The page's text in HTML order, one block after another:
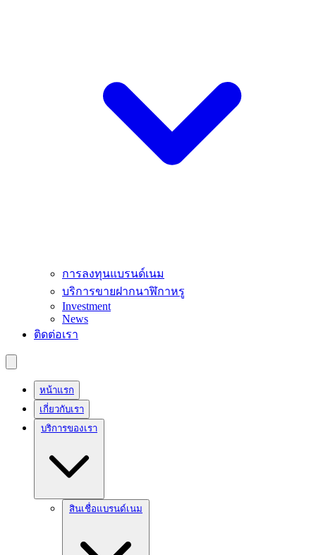
การลงทุนแบรนด์เนม
บริการขายฝากนาฬิกาหรู
Investment
News
ติดต่อเรา
หน้าแรก
เกี่ยวกับเรา
บริการของเรา
สินเชื่อแบรนด์เนม